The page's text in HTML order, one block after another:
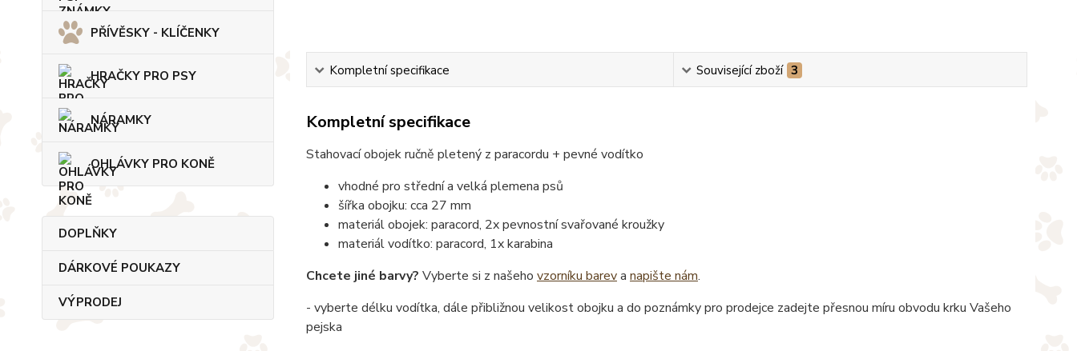
PŘÍVĚSKY - KLÍČENKY
HRAČKY PRO PSY
NÁRAMKY
OHLÁVKY PRO KONĚ
DOPLŇKY
DÁRKOVÉ POUKAZY
VÝPRODEJ
Kompletní specifikace Související zboží 3
Kompletní specifikace
Stahovací obojek ručně pletený z paracordu + pevné vodítko
vhodné pro střední a velká plemena psů
šířka obojku: cca 27 mm
materiál obojek: paracord, 2x pevnostní svařované kroužky
materiál vodítko: paracord, 1x karabina
Chcete jiné barvy? Vyberte si z našeho vzorníku bareva napište nám.
- vyberte délku vodítka, dále přibližnou velikost obojku a do poznámky pro prodejce zadejte přesnou míru obvodu krku Vašeho
pejska